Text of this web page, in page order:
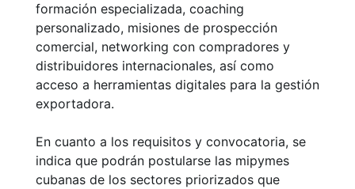
formación especializada, coaching
personalizado, misiones de prospección
comercial, networking con compradores y
distribuidores internacionales, así como
acceso a herramientas digitales para la gestión
exportadora.
En cuanto a los requisitos y convocatoria, se
indica que podrán postularse las mipymes
cubanas de los sectores priorizados que